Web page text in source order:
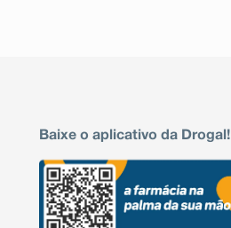
Baixe o aplicativo da Drogal!